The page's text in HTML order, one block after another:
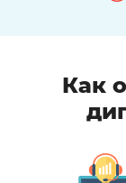
Как